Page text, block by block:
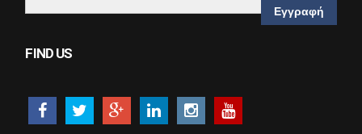
This
whether or
not you are a
human
FIND US